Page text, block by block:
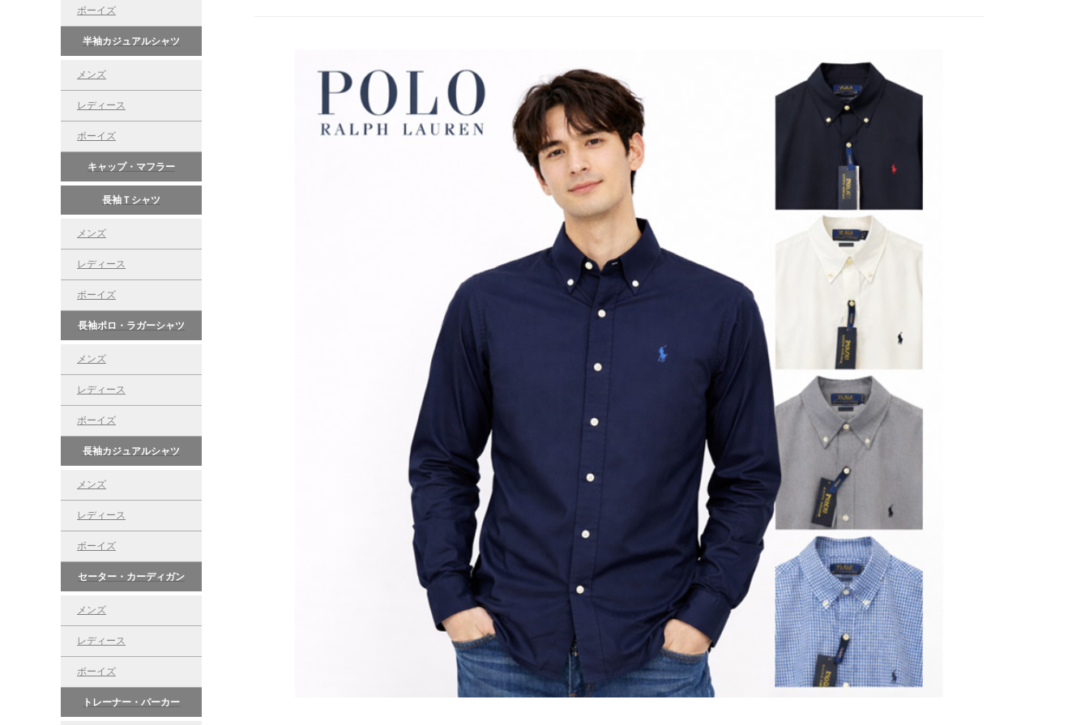
ボーイズ
半袖カジュアルシャツ
メンズ
レディース
ボーイズ
キャップ・マフラー
長袖Ｔシャツ
メンズ
レディース
ボーイズ
長袖ポロ・ラガーシャツ
メンズ
レディース
ボーイズ
長袖カジュアルシャツ
メンズ
レディース
ボーイズ
セーター・カーディガン
メンズ
レディース
ボーイズ
トレーナー・パーカー